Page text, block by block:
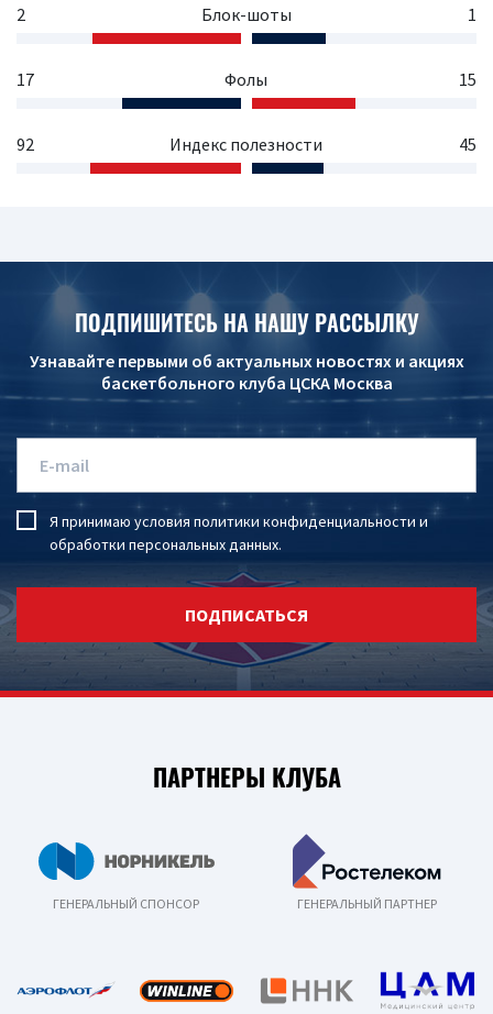
2 Блок-шоты 1
17 Фолы 15
92 Индекс полезности 45
ПОДПИШИТЕСЬ НА НАШУ РАССЫЛКУ
Узнавайте первыми об актуальных новостях и акциях
баскетбольного клуба ЦСКА Москва
Я принимаю условия политики конфиденциальности и
обработки персональных данных.
ПОДПИСАТЬСЯ
ПАРТНЕРЫ КЛУБА
ГЕНЕРАЛЬНЫЙ СПОНСОР ГЕНЕРАЛЬНЫЙ ПАРТНЕР